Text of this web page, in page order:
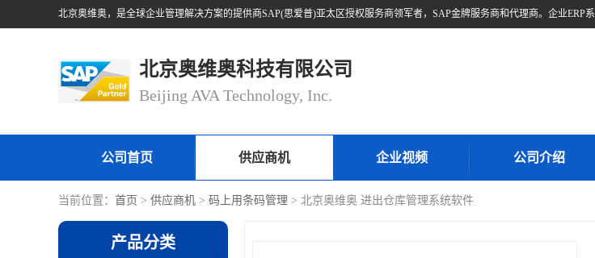
北京奥维奥科技有限公司
Beijing AVA Technology, Inc.
公司首页 供应商机 企业视频 公司介绍
当前位置： 首页 > 供应商机 > 码上用条码管理 > 北京奥维奥 进出仓库管理系统软件
产品分类